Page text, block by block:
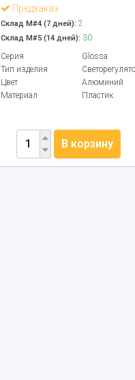
Предзаказ
Склад М#4 (7 дней): 2
Склад М#5 (14 дней): 30
Серия
Glossa
Тип изделия
Цвет
Алюминий
Материал
Пластик
В корзину